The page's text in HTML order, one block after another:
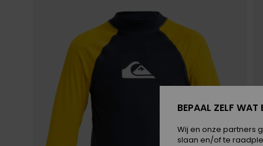
BEPAAL ZELF WAT
Wij en onze partners
slaan en/of te